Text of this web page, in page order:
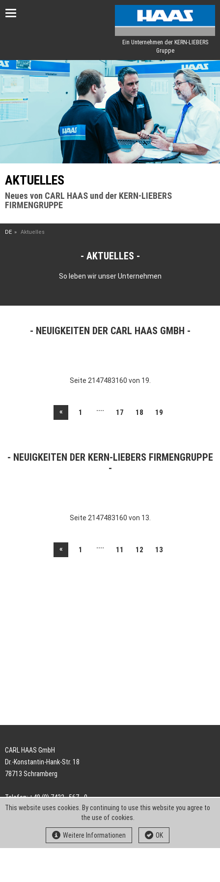
Toggle
Ein Unternehmen der KERN-LIEBERS
Gruppe
AKTUELLES
Neues von CARL HAAS und der KERN-LIEBERS
FIRMENGRUPPE
DE Aktuelles
AKTUELLES
So leben wir unser Unternehmen
NEUIGKEITEN DER CARL HAAS GMBH
Seite 2147483160 von 19.
« 1 .... 17 18 19
NEUIGKEITEN DER KERN-LIEBERS FIRMENGRUPPE
Seite 2147483160 von 13.
« 1 .... 11 12 13
CARL HAAS GmbH
Dr.-Konstantin-Hank-Str. 18
78713 Schramberg
Telefon: +49 (0) 7422 . 567 - 0
Telefax: +49 (0) 7422 . 567 - 239
info-ch@kern-liebers.com
This website uses cookies. By continuing to use this website you agree to
the use of cookies.
Weitere Informationen OK